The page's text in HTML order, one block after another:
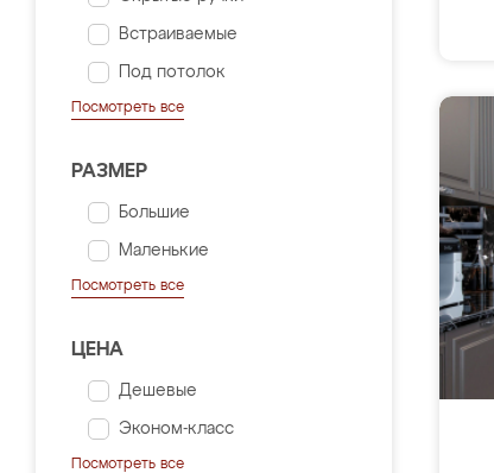
Встраиваемые
Под потолок
Посмотреть все
РАЗМЕР
Большие
Маленькие
Посмотреть все
ЦЕНА
Дешевые
Эконом-класс
Посмотреть все